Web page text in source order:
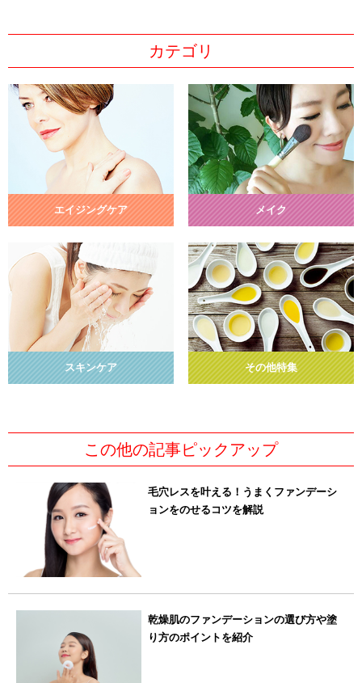
カテゴリ
エイジングケア メイク
スキンケア その他特集
この他の記事ピックアップ
毛穴レスを叶える！うまくファンデーシ
ョンをのせるコツを解説
乾燥肌のファンデーションの選び方や塗
り方のポイントを紹介